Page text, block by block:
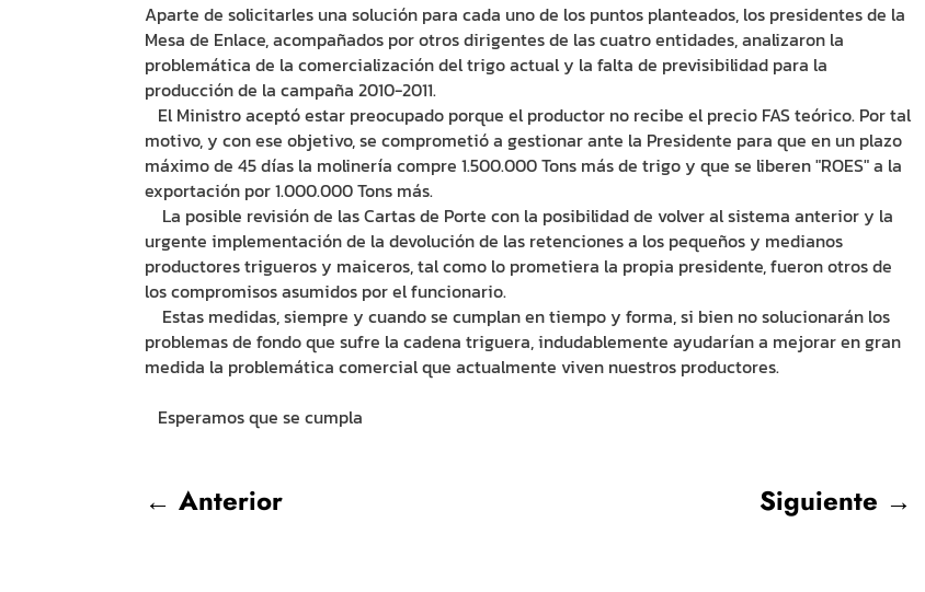
Aparte de solicitarles una solución para cada uno de los puntos planteados, los presidentes de la
Mesa de Enlace, acompañados por otros dirigentes de las cuatro entidades, analizaron la
problemática de la comercialización del trigo actual y la falta de previsibilidad para la
producción de la campaña 2010-2011.
El Ministro aceptó estar preocupado porque el productor no recibe el precio FAS teórico. Por tal
motivo, y con ese objetivo, se comprometió a gestionar ante la Presidente para que en un plazo
máximo de 45 días la molinería compre 1.500.000 Tons más de trigo y que se liberen "ROES" a la
exportación por 1.000.000 Tons más.
La posible revisión de las Cartas de Porte con la posibilidad de volver al sistema anterior y la
urgente implementación de la devolución de las retenciones a los pequeños y medianos
productores trigueros y maiceros, tal como lo prometiera la propia presidente, fueron otros de
los compromisos asumidos por el funcionario.
Estas medidas, siempre y cuando se cumplan en tiempo y forma, si bien no solucionarán los
problemas de fondo que sufre la cadena triguera, indudablemente ayudarían a mejorar en gran
medida la problemática comercial que actualmente viven nuestros productores.
Esperamos que se cumpla
← Anterior Siguiente →